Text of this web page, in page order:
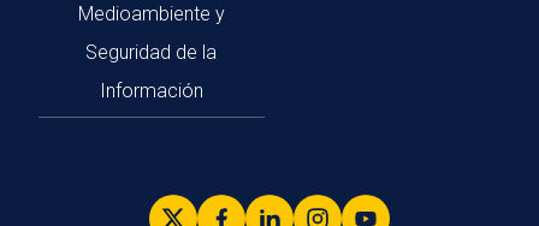
Medioambiente y
Seguridad de la
Información